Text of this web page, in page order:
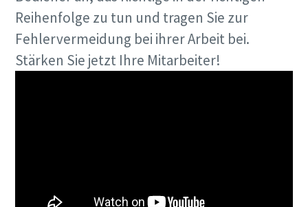
Reihenfolge zu tun und tragen Sie zur
Fehlervermeidung bei ihrer Arbeit bei.
Stärken Sie jetzt Ihre Mitarbeiter!